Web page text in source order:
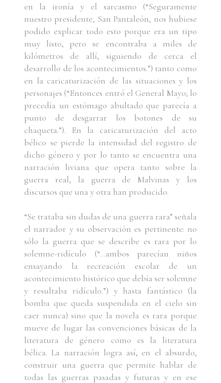
en la ironía y el sarcasmo (“Seguramente
nuestro presidente, San Pantaleón, nos hubiese
podido explicar todo esto porque era un tipo
muy listo, pero se encontraba a miles de
kilómetros de allí, siguiendo de cerca el
desarrollo de los acontecimientos.”) tanto como
en la caricaturización de las situaciones y los
personajes (“Entonces entró el General Mayo; lo
precedía un estómago abultado que parecía a
punto de desgarrar los botones de su
chaqueta.”). En la caricaturización del acto
bélico se pierde la intensidad del registro de
dicho género y por lo tanto se encuentra una
narración liviana que opera tanto sobre la
guerra real, la guerra de Malvinas y los
discursos que una y otra han producido.
“Se trataba sin dudas de una guerra rara” señala
el narrador y su observación es pertinente: no
sólo la guerra que se describe es rara por lo
solemne-ridículo (“…ambos parecían niños
ensayando la recreación escolar de un
acontecimiento histórico que debía ser solemne
y resultaba ridículo.”) y hasta fantástico (la
bomba que queda suspendida en el cielo sin
caer nunca) sino que la novela es rara porque
mueve de lugar las convenciones básicas de la
literatura de género como es la literatura
bélica. La narración logra así, en el absurdo,
construir una guerra que permite hablar de
todas las guerras pasadas y futuras y en ese